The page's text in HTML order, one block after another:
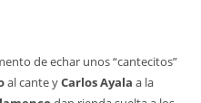
de echar unos “cantecitos”
al cante yCarlos Ayala a la